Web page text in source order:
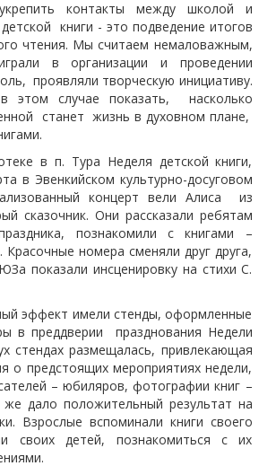
контакты между школой и
книги - это подведение итогов
чтения. Мы считаем немаловажным,
в организации и проведении
проявляли творческую инициативу.
этом случае показать, насколько
станет жизнь в духовном плане,
в п. Тура Неделя детской книги,
в Эвенкийском культурно-досуговом
концерт вели Алиса из
сказочник. Они рассказали ребятам
познакомили с книгами –
номера сменяли друг друга,
показали инсценировку на стихи С.
эффект имели стенды, оформленные
в преддверии празднования Недели
стендах размещалась, привлекающая
о предстоящих мероприятиях недели,
– юбиляров, фотографии книг –
дало положительный результат на
Взрослые вспоминали книги своего
своих детей, познакомиться с их